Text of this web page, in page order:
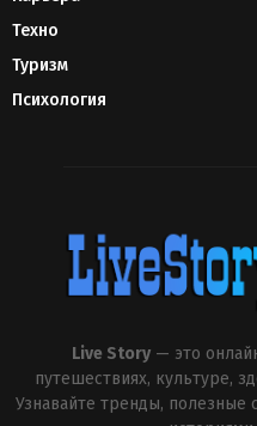
Техно
Туризм
Психология
Live Story — это
путешествиях, культуре,
Узнавайте тренды, полезные